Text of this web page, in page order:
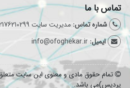
تماس با ما
شماره تماس:مدیریت سایت 02176210299 | 09124086144
ایمیل:info@ofoghekar.ir
تمام حقوق مادی و معنوی این سایت
پردیس)می باشد.